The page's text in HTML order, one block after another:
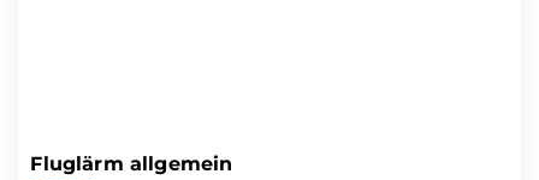
Fluglärm allgemein